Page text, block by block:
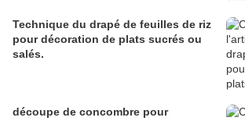
Technique du drapé de feuilles de riz
pour décoration de plats sucrés ou
salés.
découpe de concombre pour